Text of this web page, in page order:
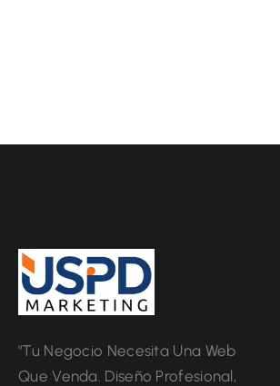
"Tu Negocio Necesita Una Web
Que Venda. Diseño Profesional,